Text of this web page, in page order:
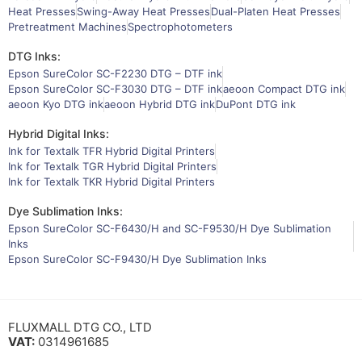
Heat PressesSwing-Away Heat PressesDual-Platen Heat Presses
Pretreatment MachinesSpectrophotometers
DTG Inks:
Epson SureColor SC-F2230 DTG – DTF ink
Epson SureColor SC-F3030 DTG – DTF inkaeoon Compact DTG ink
aeoon Kyo DTG inkaeoon Hybrid DTG inkDuPont DTG ink
Hybrid Digital Inks:
Ink for Textalk TFR Hybrid Digital Printers
Ink for Textalk TGR Hybrid Digital Printers
Ink for Textalk TKR Hybrid Digital Printers
Dye Sublimation Inks:
Epson SureColor SC-F6430/H and SC-F9530/H Dye Sublimation
Inks
Epson SureColor SC-F9430/H Dye Sublimation Inks
FLUXMALL DTG CO., LTD
VAT: 0314961685